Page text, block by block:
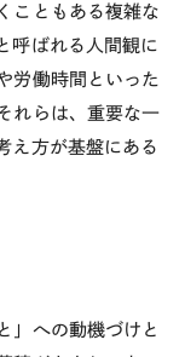
こともある複雑な
呼ばれる人間観に
労働時間といった
れらは、重要な一
え方が基盤にある
」への動機づけと